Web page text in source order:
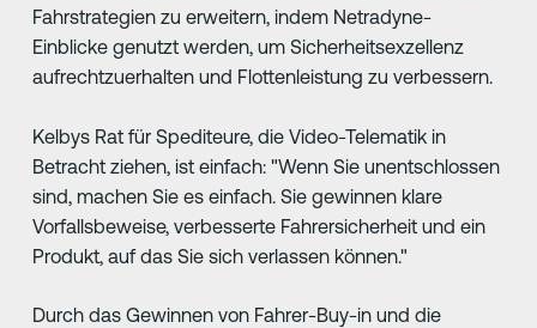
Fahrstrategien zu erweitern, indem Netradyne-
Einblicke genutzt werden, um Sicherheitsexzellenz
aufrechtzuerhalten und Flottenleistung zu verbessern.
Kelbys Rat für Spediteure, die Video-Telematik in
Betracht ziehen, ist einfach: "Wenn Sie unentschlossen
sind, machen Sie es einfach. Sie gewinnen klare
Vorfallsbeweise, verbesserte Fahrersicherheit und ein
Produkt, auf das Sie sich verlassen können."
Durch das Gewinnen von Fahrer-Buy-in und die